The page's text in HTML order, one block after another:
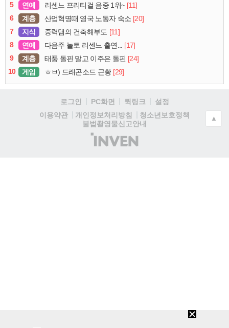
5
연예 리센느 프리티걸 음중 1위~ [11]
6
계층 산업혁명때 영국 노동자 숙소 [20]
7
지식 중력댐의 건축해부도 [11]
8
연예 다음주 놀토 리센느 출연... [17]
9
계층 태풍 돌핀 말고 이주은 돌핀 [24]
10
게임 ㅎㅂ) 드래곤소드 근황 [29]
로그인 PC화면 퀵링크
설정
이용약관
개인정보처리방침
청소년보호정책
불법촬영물신고안내
(주)
인
▲